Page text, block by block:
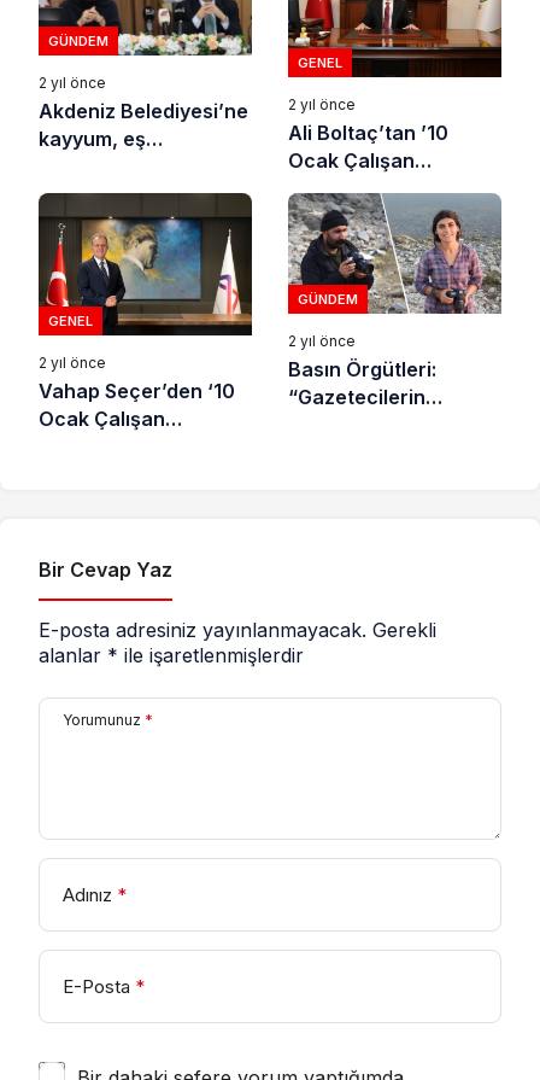
baskı dalgası…”
GÜNDEM
2 yıl önce
Akdeniz Belediyesi’ne
kayyum, eş
GENEL
2 yıl önce
Ali Boltaç’tan ’10
Ocak Çalışan
Gazeteciler Günü’
mesajı
GENEL
2 yıl önce
Vahap Seçer’den ‘10
Ocak Çalışan
GÜNDEM
2 yıl önce
Basın Örgütleri:
“Gazetecilerin
Bir Cevap Yaz
E-posta adresiniz yayınlanmayacak. Gerekli
alanlar * ile işaretlenmişlerdir
Yorumunuz *
Adınız *
E-Posta *